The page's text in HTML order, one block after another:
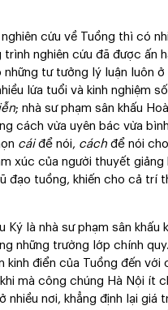
cứu về Tuồng thì có
nghiên cứu đã được ấn
những tư tưởng lý luận luôn
lứa tuổi và kinh nghiệm
; nhà sư phạm sân khấu
cách vừa uyên bác vừa
cáiđể nói, cách để nói
xúc của người thuyết
đạo tuồng, khiến cho cả trí
Ký là nhà sư phạm sân
những trường lớp chính
kinh điển của Tuồng đến
mà công chúng Hà Nội ít
nhiều nơi, khẳng định lại